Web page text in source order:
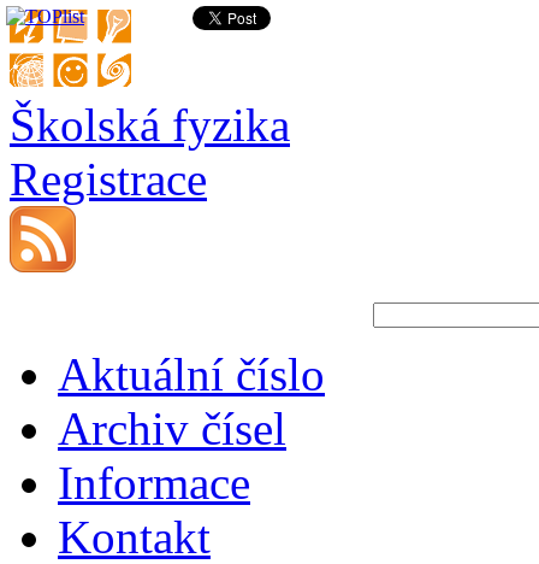
Školská fyzika
Registrace
Aktuální číslo
Archiv čísel
Informace
Kontakt